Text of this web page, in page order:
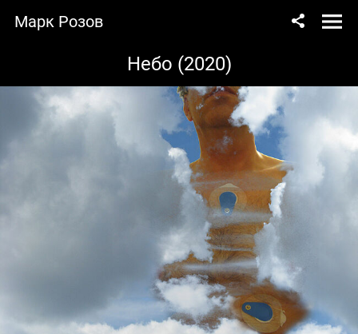
Марк Розов
Небо (2020)